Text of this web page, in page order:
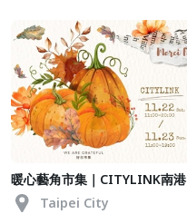
暖心藝角市集｜CITYLINK南港
Taipei City